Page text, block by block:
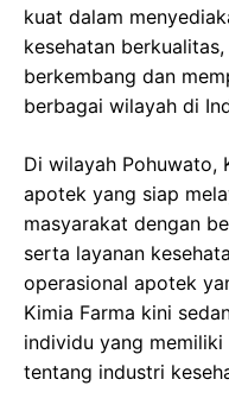
kuat dalam
kesehatan
berkembang dan
berbagai wilayah di
Di wilayah Pohuwato,
apotek yang siap
masyarakat dengan
serta layanan
operasional apotek
Kimia Farma kini
individu yang memiliki
tentang industri